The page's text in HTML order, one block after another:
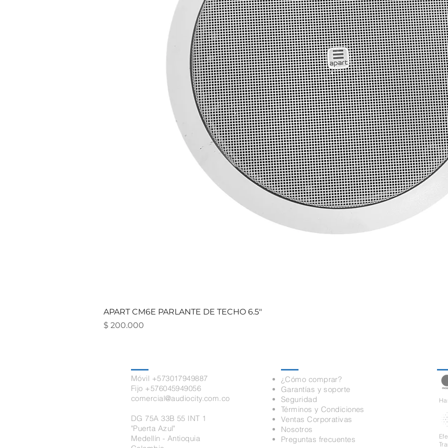
APART CM6E PARLANTE DE TECHO 6.5"
Precio
$ 200.000
Móvil +573017949887
Fijo +576045949056
comercial@audiocity.com.co
DG 75A 33B 55 INT 1
"Puerta Azul"
Medellín - Antioquia
¿Cómo comprar?
Garantías y soporte
Seguridad
Términos y Condiciones
Ventas Corporativas
Nosotros
Preguntas frecuentes